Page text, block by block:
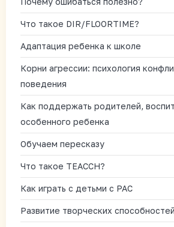
Что такое DIR/FLOORTIME?
Адаптация ребенка к школе
Корни агрессии: психология
поведения
Как поддержать родителей,
особенного ребенка
Обучаем пересказу
Что такое TEACCH?
Как играть с детьми с РАС
Развитие творческих